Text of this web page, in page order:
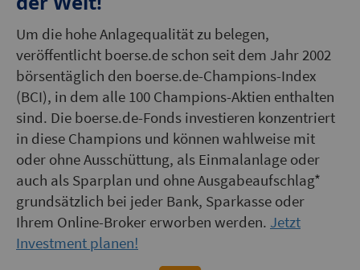
Um die hohe Anlagequalität zu belegen,
veröffentlicht boerse.de schon seit dem Jahr 2002
börsentäglich den boerse.de-Champions-Index
(BCI), in dem alle 100 Champions-Aktien enthalten
sind. Die boerse.de-Fonds investieren konzentriert
in diese Champions und können wahlweise mit
oder ohne Ausschüttung, als Einmalanlage oder
auch als Sparplan und ohne Ausgabeaufschlag*
grundsätzlich bei jeder Bank, Sparkasse oder
Ihrem Online-Broker erworben werden. Jetzt
Investment planen!